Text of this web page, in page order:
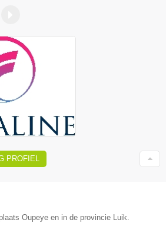
PROFIEL
Oupeye en in de provincie Luik.